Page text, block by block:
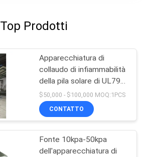
Top Prodotti
Apparecchiatura di
collaudo di infiammabilità
della pila solare di UL790
UL1730 400m2/Min
$50,000 - $100,000 MOQ:1PCS
CONTATTO
Fonte 10kpa-50kpa
dell'apparecchiatura di